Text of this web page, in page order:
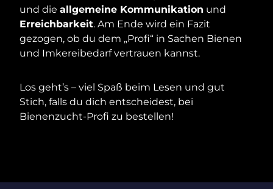
und die allgemeine Kommunikation und
Erreichbarkeit. Am Ende wird ein Fazit
gezogen, ob du dem „Profi“ in Sachen Bienen
und Imkereibedarf vertrauen kannst.
Los geht’s – viel Spaß beim Lesen und gut
Stich, falls du dich entscheidest, bei
Bienenzucht-Profi zu bestellen!